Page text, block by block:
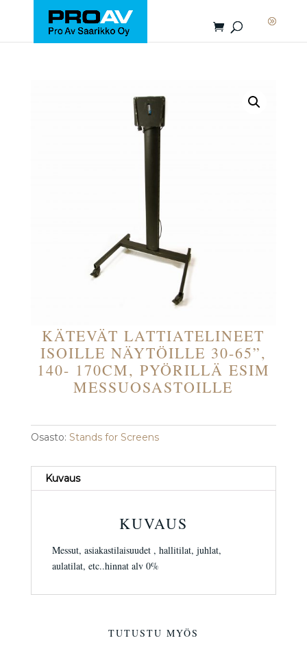
KÄTEVÄT LATTIATELINEET
ISOILLE NÄYTÖILLE 30-65”,
140- 170CM, PYÖRILLÄ ESIM
MESSUOSASTOILLE
Osasto: Stands for Screens
Kuvaus
KUVAUS
Messut, asiakastilaisuudet , hallitilat, juhlat,
aulatilat, etc..hinnat alv 0%
TUTUSTU MYÖS